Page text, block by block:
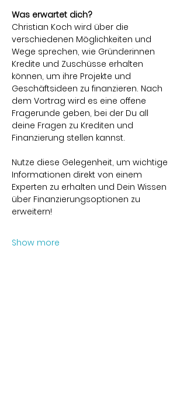
Was erwartet dich?
Christian Koch wird über die
verschiedenen Möglichkeiten und
Wege sprechen, wie Gründerinnen
Kredite und Zuschüsse erhalten
können, um ihre Projekte und
Geschäftsideen zu finanzieren. Nach
dem Vortrag wird es eine offene
Fragerunde geben, bei der Du all
deine Fragen zu Krediten und
Finanzierung stellen kannst.
Nutze diese Gelegenheit, um wichtige
Informationen direkt von einem
Experten zu erhalten und Dein Wissen
über Finanzierungsoptionen zu
erweitern!
Show more